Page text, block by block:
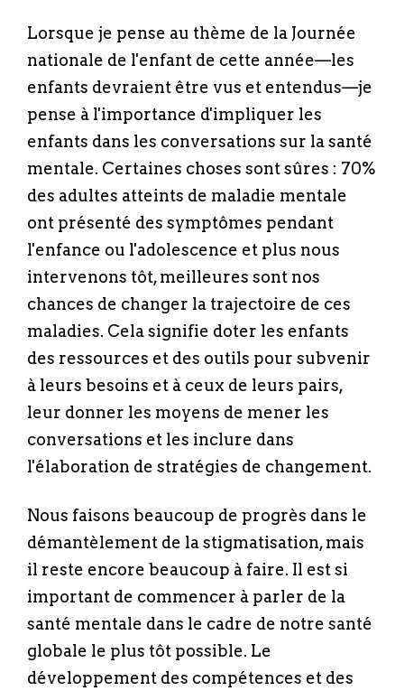
Lorsque je pense au thème de la Journée
nationale de l'enfant de cette année—les
enfants devraient être vus et entendus—je
pense à l'importance d'impliquer les
enfants dans les conversations sur la santé
mentale. Certaines choses sont sûres : 70%
des adultes atteints de maladie mentale
ont présenté des symptômes pendant
l'enfance ou l'adolescence et plus nous
intervenons tôt, meilleures sont nos
chances de changer la trajectoire de ces
maladies. Cela signifie doter les enfants
des ressources et des outils pour subvenir
à leurs besoins et à ceux de leurs pairs,
leur donner les moyens de mener les
conversations et les inclure dans
l'élaboration de stratégies de changement.
Nous faisons beaucoup de progrès dans le
démantèlement de la stigmatisation, mais
il reste encore beaucoup à faire. Il est si
important de commencer à parler de la
santé mentale dans le cadre de notre santé
globale le plus tôt possible. Le
développement des compétences et des